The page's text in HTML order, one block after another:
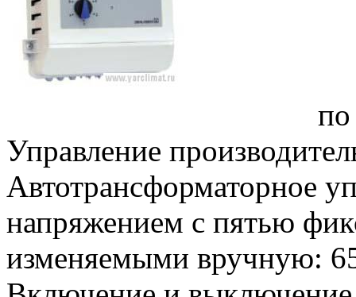
по
Управление
Автотрансформаторное
напряжением с пятью
изменяемыми вручную: